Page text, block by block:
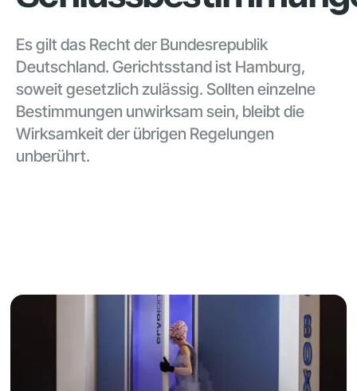
Es gilt das Recht der Bundesrepublik
Deutschland. Gerichtsstand ist Hamburg,
soweit gesetzlich zulässig. Sollten einzelne
Bestimmungen unwirksam sein, bleibt die
Wirksamkeit der übrigen Regelungen
unberührt.